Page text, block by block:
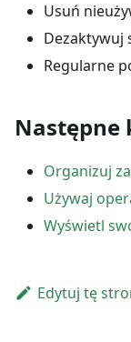
Usuń
Dezaktywuj
Regularne
Następne
Organizuj
Używaj
Wyświetl
Edytuj tę